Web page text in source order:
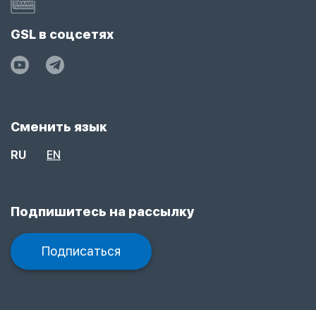
GSL в соцсетях
Сменить язык
RU EN
Подпишитесь на рассылку
Подписаться